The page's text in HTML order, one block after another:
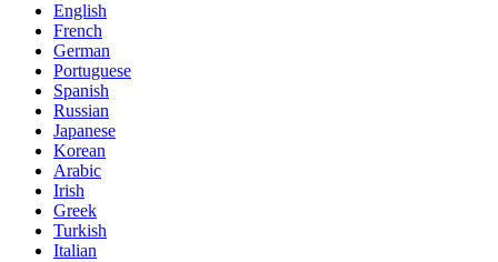
English
French
German
Portuguese
Spanish
Russian
Japanese
Korean
Arabic
Irish
Greek
Turkish
Italian